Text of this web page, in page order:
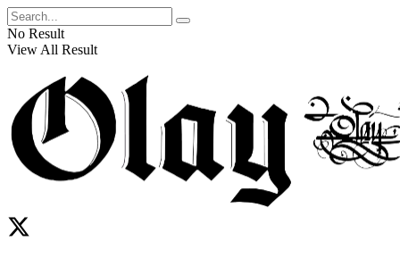
No Result
View All Result